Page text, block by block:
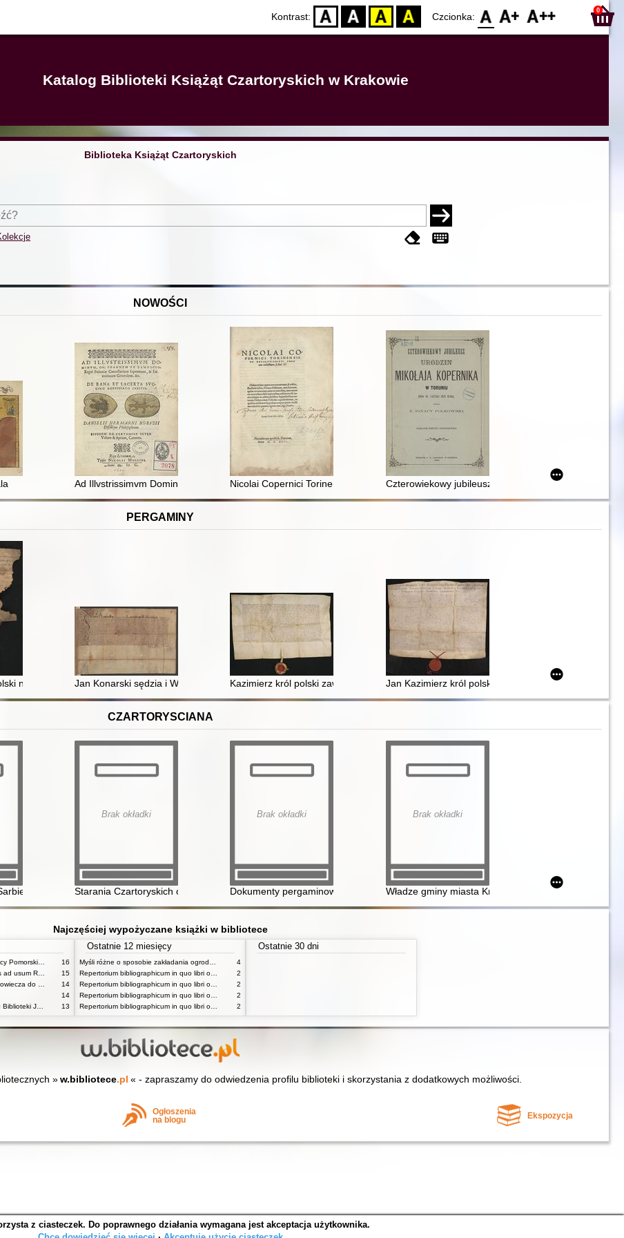
Kontrast: D BW YB BY Czcionka: F0 F1 F2 0
Katalog Biblioteki Książąt Czartoryskich w Krakowie
Biblioteka Książąt Czartoryskich
NOWOŚCI
Versus in fronte Domus publicae Lutetiae vrbis ascripti quo die Supplicationes & Ignes solennes publico conuentu celebrati sunt Qui
Ad Illvstrissimvm Dominvm Dn Joannem de ZamoscioNicolai Copernici Torinensis De Revolvtionibvs Orbium coelestium Libri VI Habes in hoc
Czterowiekowy jubileusz urodzin Mikołaja Kopernika
PERGAMINY
radzieckich lelowskich wydany w Lelowie 12 I 1618 r
nadaje rycerzom Piotrowi Wacławowi i Chwalisławowi dziedzictwo Chwałkowice obdarzając je różnymi wolnościami
Jan Konarski sędzia i Wawrzyniec Wąsowicz podsędek ziemi sandomierskiej poświadczają że w aktach ziemskich wiślickich
Kazimierz król polski zawiera pokój wieczysty i przymierze z Januszem księciem
Jan Kazimierz król polski na prośbę rzemieślników
CZARTORYSCIANA
księcia Adama Jerzego Czartoryskiego wobec kryzysu wschodniego 1832 1841
Brak okładki
Starania Czartoryskich o wciągnięcie Rosji w sprawy polskie w 1754 roku sprawa rzekomej gwarancji
Brak okładki
Dokumenty pergaminowe do historii Mielca i regionu oraz rodu Mieleckich w zbiorach
Brak okładki
Władze gminy miasta Krakowa wobec Muzeum
Najczęściej wypożyczane książki w bibliotece
16
15
14
14
13
Ostatnie 12 miesięcy
4
2
2
2
2
Ostatnie 30 dni
» w.bibliotece.pl « - zapraszamy do odwiedzenia profilu biblioteki i skorzystania z dodatkowych możliwości.
Ogłoszenia
na blogu
Ekspozycja
SOWA OPAC v. 6.11.10 (2026-07-24)
z ciasteczek. Do poprawnego działania wymagana jest akceptacja użytkownika.